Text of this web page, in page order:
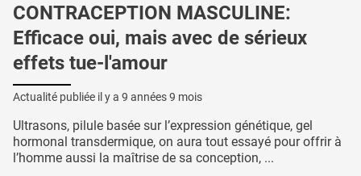
CONTRACEPTION MASCULINE:
Efficace oui, mais avec de sérieux
effets tue-l'amour
Actualité publiée il y a 9 années 9 mois
Ultrasons, pilule basée sur l’expression génétique, gel
hormonal transdermique, on aura tout essayé pour offrir à
l’homme aussi la maîtrise de sa conception, ...